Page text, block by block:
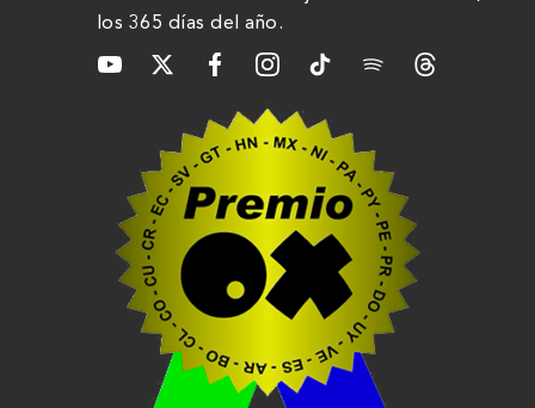
los 365 días del año.